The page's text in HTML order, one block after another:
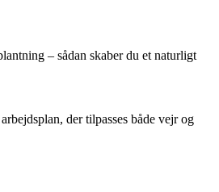
– sådan skaber du et naturligt
der tilpasses både vejr og